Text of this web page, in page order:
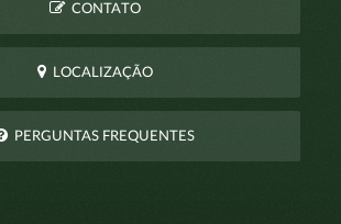
CONTATO
LOCALIZAÇÃO
PERGUNTAS FREQUENTES